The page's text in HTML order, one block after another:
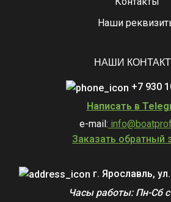
Наши
НАШИ
+7 930
Написать в
e-mail:
Заказать обратный
г. Ярославль,
Часы работы: Пн-Сб